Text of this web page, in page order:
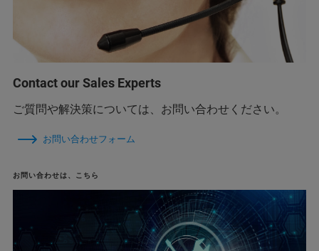
Contact our Sales Experts
ご質問や解決策については、お問い合わせください。
お問い合わせフォーム
お問い合わせは、こちら